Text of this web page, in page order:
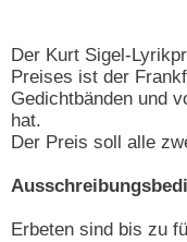
Der Kurt Sigel-
Preises ist der
Gedichtbänden und
hat.
Der Preis soll alle
Erbeten sind bis zu